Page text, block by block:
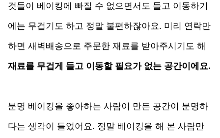
것들이 베이킹에 빠질 수 없으면서도 들고 이동하기
에는 무겁기도 하고 정말 불편하잖아요. 미리 연락만
재료를 무겁게 들고 이동할 필요가 없는 공간이에요.
분명 베이킹을 좋아하는 사람이 만든 공간이 분명하
다는 생각이 들었어요. 정말 베이킹을 해 본 사람만